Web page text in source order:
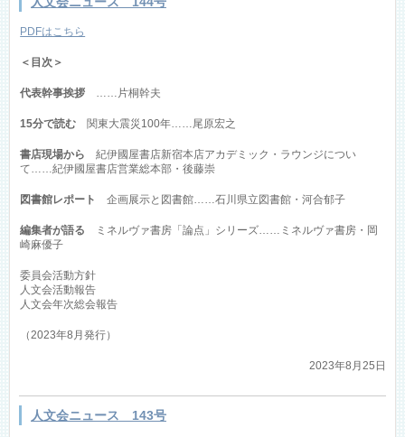
PDFはこちら
＜目次＞
代表幹事挨拶 ……片桐幹夫
15分で読む 関東大震災100年……尾原宏之
書店現場から 紀伊國屋書店新宿本店アカデミック・ラウンジについ
て……紀伊國屋書店営業総本部・後藤崇
図書館レポート 企画展示と図書館……石川県立図書館・河合郁子
編集者が語る ミネルヴァ書房「論点」シリーズ……ミネルヴァ書房・岡
崎麻優子
委員会活動方針
人文会活動報告
人文会年次総会報告
（2023年8月発行）
2023年8月25日
人文会ニュース 143号